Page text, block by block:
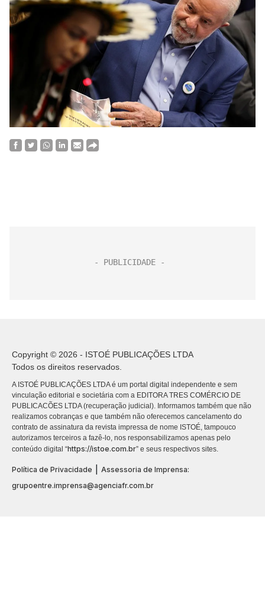
Copyright © 2026 - ISTOÉ PUBLICAÇÕES LTDA
Todos os direitos reservados.
A ISTOÉ PUBLICAÇÕES LTDA é um portal digital independente e sem
vinculação editorial e societária com a EDITORA TRES COMÉRCIO DE
PUBLICACÕES LTDA (recuperação judicial). Informamos também que não
realizamos cobranças e que também não oferecemos cancelamento do
contrato de assinatura da revista impressa de nome ISTOÉ, tampouco
autorizamos terceiros a fazê-lo, nos responsabilizamos apenas pelo
conteúdo digital “https://istoe.com.br” e seus respectivos sites.
Política de Privacidade
Assessoria de Imprensa:
grupoentre.imprensa@agenciafr.com.br